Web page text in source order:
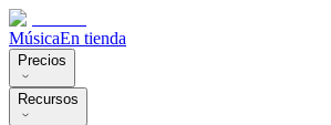
MúsicaEn tienda
Precios
Recursos